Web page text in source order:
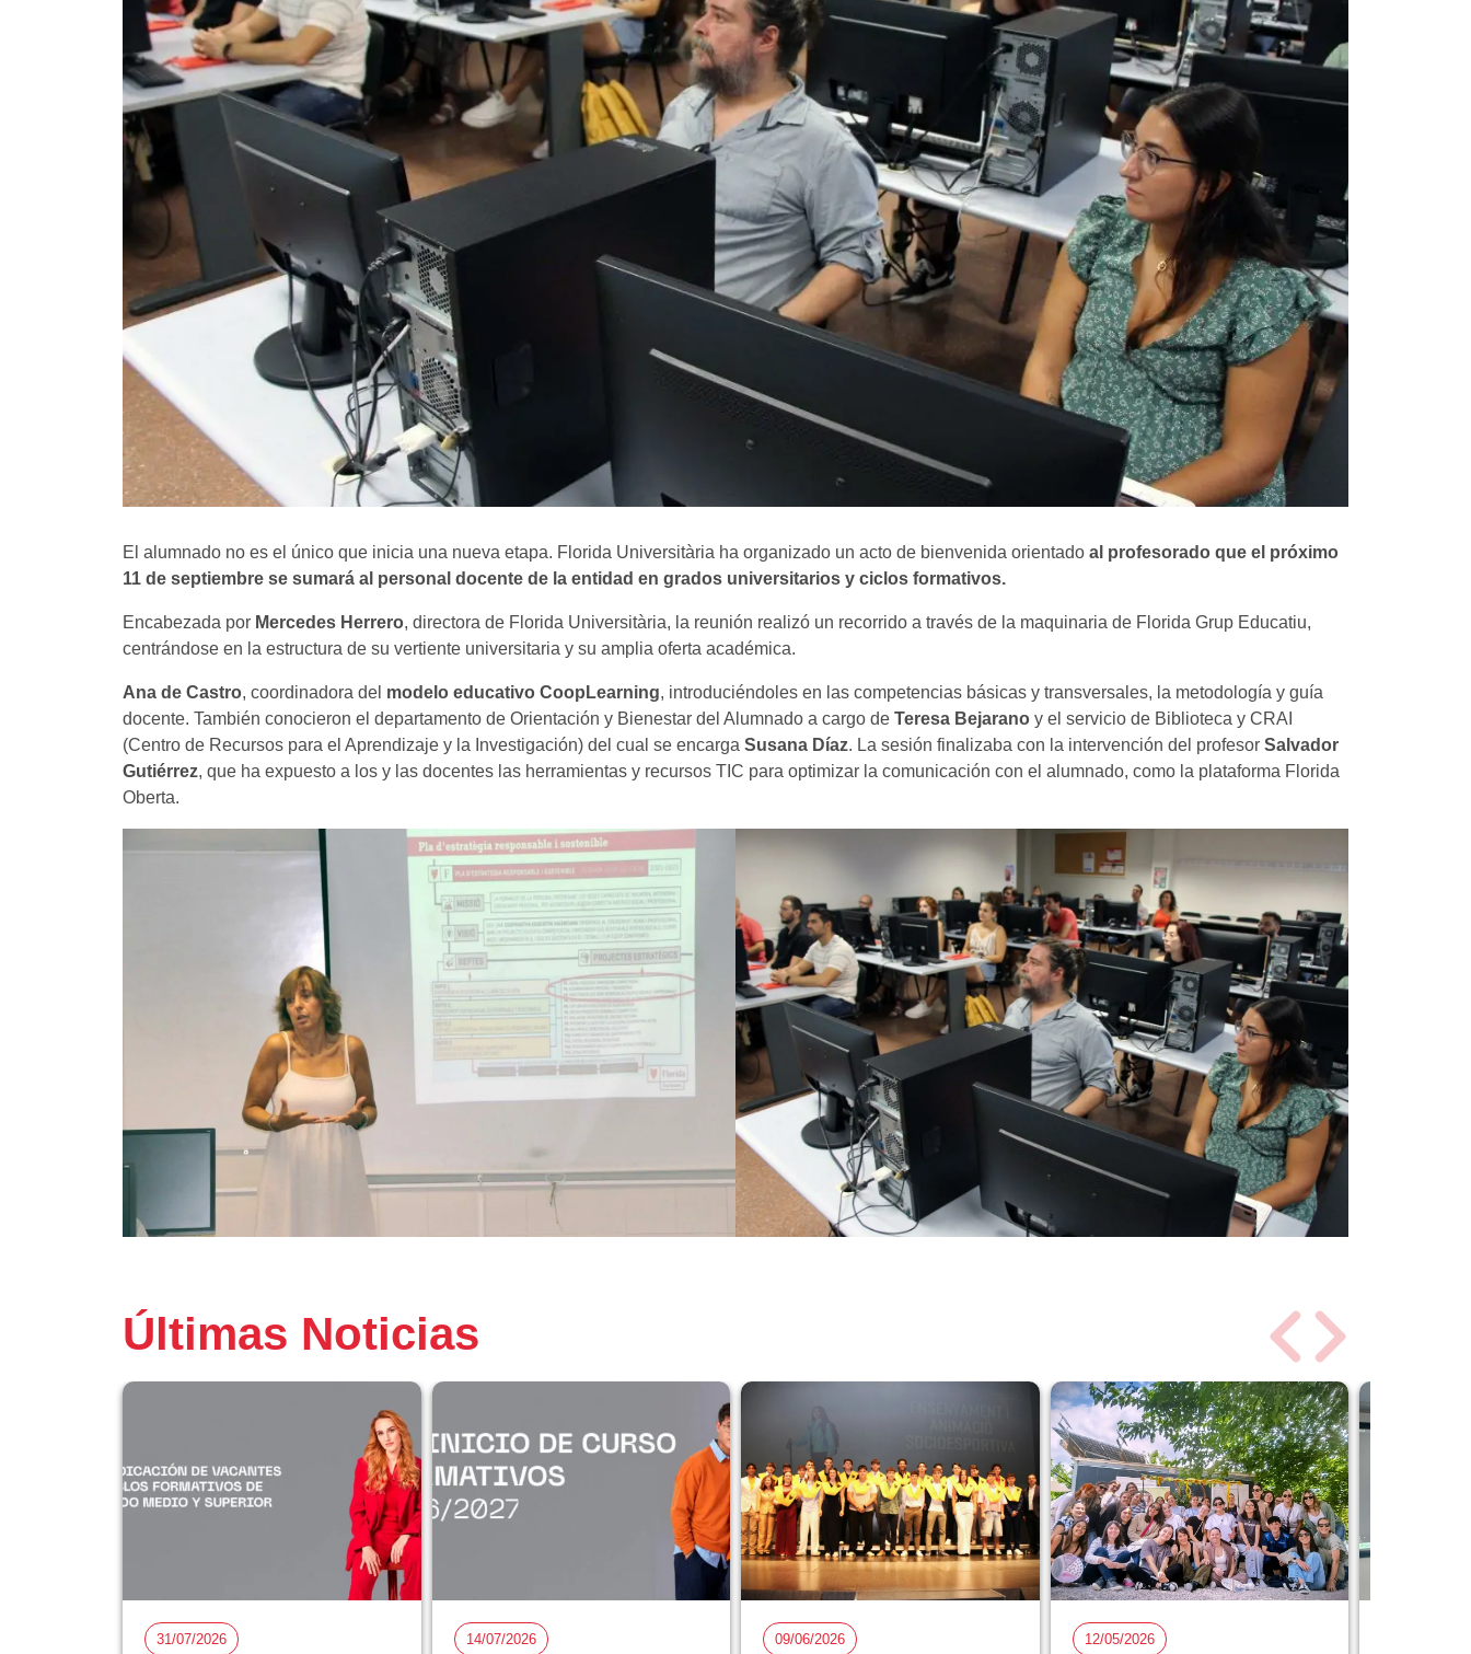
El alumnado no es el único que inicia una nueva etapa. Florida Universitària ha organizado un acto de bienvenida orientado al profesorado que el próximo
11 de septiembre se sumará al personal docente de la entidad en grados universitarios y ciclos formativos.
Encabezada por Mercedes Herrero, directora de Florida Universitària, la reunión realizó un recorrido a través de la maquinaria de Florida Grup Educatiu,
centrándose en la estructura de su vertiente universitaria y su amplia oferta académica.
Ana de Castro, coordinadora del modelo educativo CoopLearning, introduciéndoles en las competencias básicas y transversales, la metodología y guía
docente. También conocieron el departamento de Orientación y Bienestar del Alumnado a cargo de Teresa Bejarano y el servicio de Biblioteca y CRAI
(Centro de Recursos para el Aprendizaje y la Investigación) del cual se encarga Susana Díaz. La sesión finalizaba con la intervención del profesor Salvador
Gutiérrez, que ha expuesto a los y las docentes las herramientas y recursos TIC para optimizar la comunicación con el alumnado, como la plataforma Florida
Oberta.
Últimas Noticias
31/07/2026 14/07/2026 09/06/2026 12/05/2026